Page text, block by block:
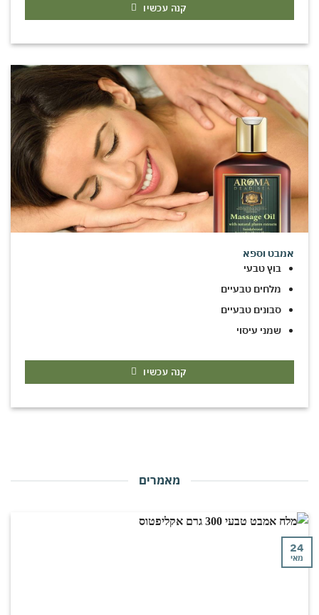
קנה עכשיו
אמבט וספא
בוץ טבעי
מלחים טבעיים
סבונים טבעיים
שמני עיסוי
קנה עכשיו
מאמרים